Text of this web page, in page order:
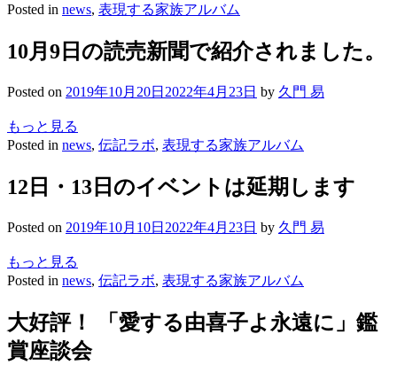
Posted in news, 表現する家族アルバム
10月9日の読売新聞で紹介されました。
Posted on 2019年10月20日 2022年4月23日 by 久門 易
もっと見る
Posted in news, 伝記ラボ, 表現する家族アルバム
12日・13日のイベントは延期します
Posted on 2019年10月10日 2022年4月23日 by 久門 易
もっと見る
Posted in news, 伝記ラボ, 表現する家族アルバム
大好評！ 「愛する由喜子よ永遠に」鑑
賞座談会